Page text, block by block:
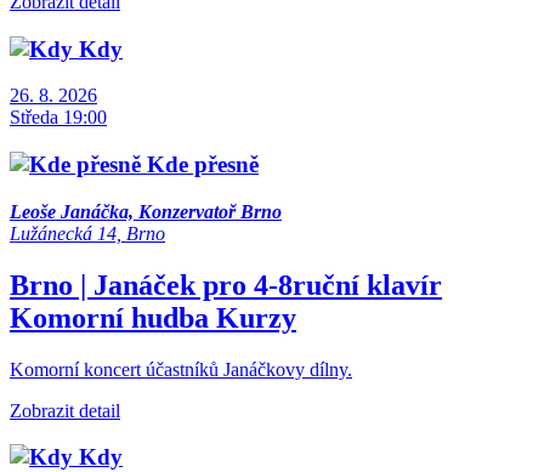
Kdy
26. 8. 2026
Středa 19:00
Kde přesně
Leoše Janáčka, Konzervatoř Brno
Lužánecká 14, Brno
Brno | Janáček pro 4-8ruční klavír
Komorní hudba Kurzy
Komorní koncert účastníků Janáčkovy dílny.
Zobrazit detail
Kdy